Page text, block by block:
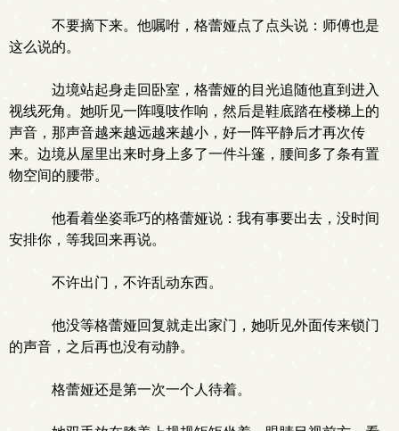
不要摘下来。他嘱咐，格蕾娅点了点头说：师傅也是
这么说的。
边境站起身走回卧室，格蕾娅的目光追随他直到进入
视线死角。她听见一阵嘎吱作响，然后是鞋底踏在楼梯上的
声音，那声音越来越远越来越小，好一阵平静后才再次传
来。边境从屋里出来时身上多了一件斗篷，腰间多了条有置
物空间的腰带。
他看着坐姿乖巧的格蕾娅说：我有事要出去，没时间
安排你，等我回来再说。
不许出门，不许乱动东西。
他没等格蕾娅回复就走出家门，她听见外面传来锁门
的声音，之后再也没有动静。
格蕾娅还是第一次一个人待着。